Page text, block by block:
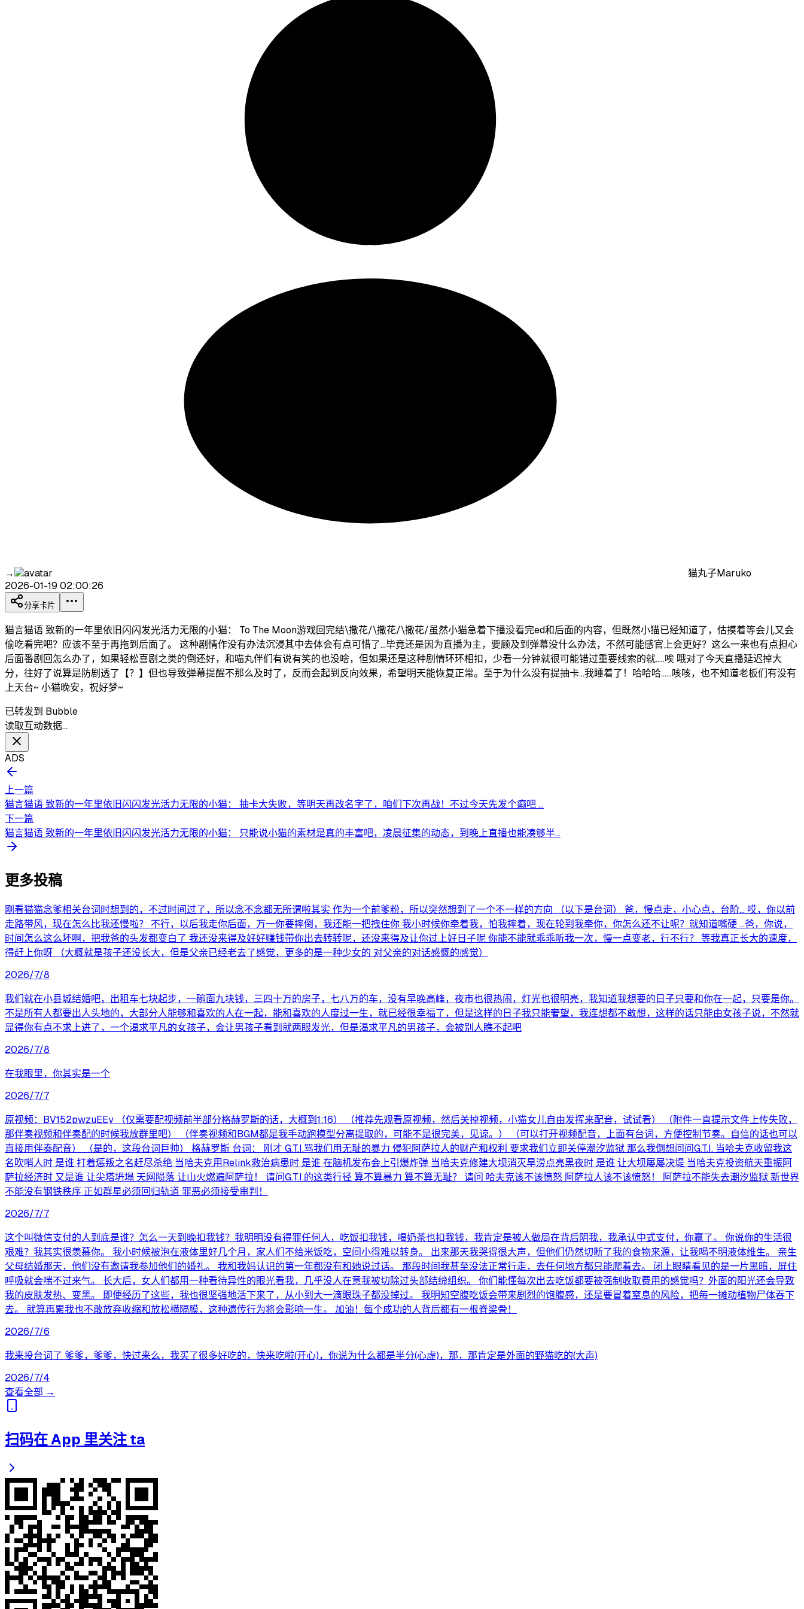
→
猫丸子Maruko
2026-01-19 02:00:26
分享卡片
猫言猫语 致新的一年里依旧闪闪发光活力无限的小猫： To The Moon游戏回完结\撒花/\撒花/\撒花/虽然小猫急着下播没看完ed和后面的内容，但既然小猫已经知道了，估摸着等会儿又会
偷吃看完吧？应该不至于再拖到后面了。 这种剧情作没有办法沉浸其中去体会有点可惜了...毕竟还是因为直播为主，要顾及到弹幕没什么办法，不然可能感官上会更好？这么一来也有点担心
后面番剧回怎么办了，如果轻松喜剧之类的倒还好，和喵丸伴们有说有笑的也没啥，但如果还是这种剧情环环相扣，少看一分钟就很可能错过重要线索的就.....唉 哦对了今天直播延迟掉大
分，往好了说算是防剧透了【？】但也导致弹幕提醒不那么及时了，反而会起到反向效果，希望明天能恢复正常。至于为什么没有提抽卡...我睡着了！哈哈哈......咳咳，也不知道老板们有没有
上天台~ 小猫晚安，祝好梦~
已转发到 Bubble
读取互动数据…
ADS
上一篇
猫言猫语 致新的一年里依旧闪闪发光活力无限的小猫： 抽卡大失败，等明天再改名字了，咱们下次再战！不过今天先发个癫吧 ...
下一篇
猫言猫语 致新的一年里依旧闪闪发光活力无限的小猫： 只能说小猫的素材是真的丰富吧，凌晨征集的动态，到晚上直播也能凑够半...
更多投稿
刚看猫猫念爹相关台词时想到的，不过时间过了，所以念不念都无所谓啦其实 作为一个前爹粉，所以突然想到了一个不一样的方向 （以下是台词） 爸，慢点走，小心点，台阶... 哎，你以前
走路带风，现在怎么比我还慢啦？ 不行，以后我走你后面，万一你要摔倒，我还能一把拽住你 我小时候你牵着我，怕我摔着，现在轮到我牵你，你怎么还不让呢？就知道嘴硬 ...爸，你说，
时间怎么这么坏啊，把我爸的头发都变白了 我还没来得及好好赚钱带你出去转转呢，还没来得及让你过上好日子呢 你能不能就乖乖听我一次，慢一点变老，行不行？ 等我真正长大的速度，
得赶上你呀 （大概就是孩子还没长大，但是父亲已经老去了感觉，更多的是一种少女的 对父亲的对话感慨的感觉）
2026/7/8
我们就在小县城结婚吧，出租车七块起步，一碗面九块钱，三四十万的房子，七八万的车，没有早晚高峰，夜市也很热闹，灯光也很明亮，我知道我想要的日子只要和你在一起，只要是你。
不是所有人都要出人头地的，大部分人能够和喜欢的人在一起，能和喜欢的人度过一生，就已经很幸福了，但是这样的日子我只能奢望，我连想都不敢想，这样的话只能由女孩子说，不然就
显得你有点不求上进了，一个渴求平凡的女孩子，会让男孩子看到就两眼发光，但是渴求平凡的男孩子，会被别人瞧不起吧
2026/7/8
在我眼里，你其实是一个
2026/7/7
原视频：BV152pwzuEEy （仅需要配视频前半部分格赫罗斯的话，大概到1:16） （推荐先观看原视频，然后关掉视频，小猫女儿自由发挥来配音，试试看） （附件一直提示文件上传失败，
那伴奏视频和伴奏配的时候我放群里吧） （伴奏视频和BGM都是我手动跑模型分离提取的，可能不是很完美，见谅。） （可以打开视频配音，上面有台词，方便控制节奏。自信的话也可以
直接用伴奏配音） （是的，这段台词巨帅） 格赫罗斯 台词： 刚才 G.T.I.骂我们用无耻的暴力 侵犯阿萨拉人的财产和权利 要求我们立即关停潮汐监狱 那么我倒想问问G.T.I. 当哈夫克收留我这
名吹哨人时 是谁 打着惩叛之名赶尽杀绝 当哈夫克用Relink救治病患时 是谁 在脑机发布会上引爆炸弹 当哈夫克修建大坝消灭旱涝点亮黑夜时 是谁 让大坝屡屡决堤 当哈夫克投资航天重振阿
萨拉经济时 又是谁 让尖塔坍塌 天网陨落 让山火燃遍阿萨拉！ 请问G.T.I.的这类行径 算不算暴力 算不算无耻？ 请问 哈夫克该不该愤怒 阿萨拉人该不该愤怒！ 阿萨拉不能失去潮汐监狱 新世界
不能没有钢铁秩序 正如群星必须回归轨道 罪恶必须接受审判！
2026/7/7
这个叫微信支付的人到底是谁？怎么一天到晚扣我钱？我明明没有得罪任何人，吃饭扣我钱，喝奶茶也扣我钱，我肯定是被人做局在背后阴我，我承认中式支付，你赢了。 你说你的生活很
艰难？我其实很羡慕你。 我小时候被泡在液体里好几个月，家人们不给米饭吃，空间小得难以转身。 出来那天我哭得很大声，但他们仍然切断了我的食物来源，让我喝不明液体维生。 亲生
父母结婚那天，他们没有邀请我参加他们的婚礼。 我和我妈认识的第一年都没有和她说过话。 那段时间我甚至没法正常行走，去任何地方都只能爬着去。 闭上眼睛看见的是一片黑暗，屏住
呼吸就会喘不过来气。 长大后，女人们都用一种看待异性的眼光看我，几乎没人在意我被切除过头部结缔组织。 你们能懂每次出去吃饭都要被强制收取费用的感觉吗？外面的阳光还会导致
我的皮肤发热、变黑。 即便经历了这些，我也很坚强地活下来了，从小到大一滴眼珠子都没掉过。 我明知空腹吃饭会带来剧烈的饱腹感，还是要冒着窒息的风险，把每一摊动植物尸体吞下
去。 就算再累我也不敢放弃收缩和放松横隔膜，这种遗传行为将会影响一生。 加油！每个成功的人背后都有一根脊梁骨！
2026/7/6
我来投台词了 爹爹，爹爹，快过来么，我买了很多好吃的，快来吃啦(开心)，你说为什么都是半分(心虚)，那，那肯定是外面的野猫吃的(大声)
2026/7/4
查看全部 →
扫码在 App 里关注 ta